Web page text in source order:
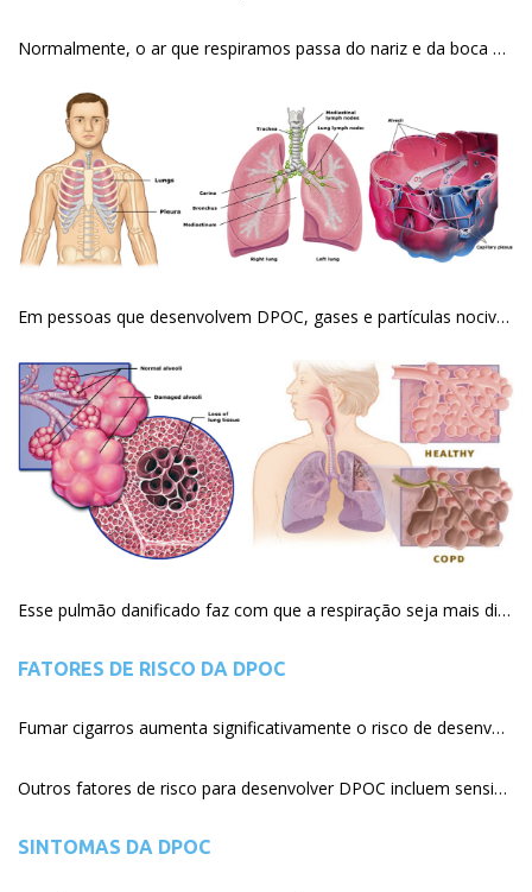
Normalmente, o ar que respiramos passa do nariz e da boca através das vias aéreas para sacos finos de ar, chamados alvéolos. Nestes sacos de ar, o oxigênio que respiramos atravessa suas paredes e passa para a corrente sanguínea. O dióxido de carbono, por sua vez, faz o caminho contrário, para fora da corrente sanguínea para os alvéolos, e então é eliminado pela respiração.
Em pessoas que desenvolvem DPOC, gases e partículas nocivas são inaladas enquanto se fuma ou respira ar contendo fumaça de cigarro ou outras fumaças e partículas. Esses gases e partículas podem lesar as vias aéreas e pulmões causando um inchaço (inflamação). Ao longo do tempo, a inflamação torna-se crônica, danifica o pulmão, podendo resultar em cicatriz.
Esse pulmão danificado faz com que a respiração seja mais difícil e torna mais trabalhoso o oxigênio e o dióxido de carbono atravessar através das paredes dos sacos alveolares para dentro e para fora do sangue.
FATORES DE RISCO DA DPOC
Fumar cigarros aumenta significativamente o risco de desenvolver DPOC. Entretanto, aproximadamente 20% das pessoas que desenvolvem DPOC nunca fumaram.
Outros fatores de risco para desenvolver DPOC incluem sensibilidade anormal e resposta exagerada, substâncias inaladas (denominada hiperresponsividade brônquica) e outras exposições, tais como: exposição ao tabagismo passivo e exposição a poeiras e partículas orgânicas, ou exposição a poluição ambiental.
SINTOMAS DA DPOC